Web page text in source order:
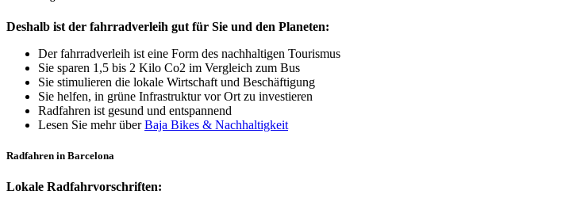
Deshalb ist der fahrradverleih gut für Sie und den Planeten:
Der fahrradverleih ist eine Form des nachhaltigen Tourismus
Sie sparen 1,5 bis 2 Kilo Co2 im Vergleich zum Bus
Sie stimulieren die lokale Wirtschaft und Beschäftigung
Sie helfen, in grüne Infrastruktur vor Ort zu investieren
Radfahren ist gesund und entspannend
Lesen Sie mehr überBaja Bikes & Nachhaltigkeit
Radfahren in Barcelona
Lokale Radfahrvorschriften: